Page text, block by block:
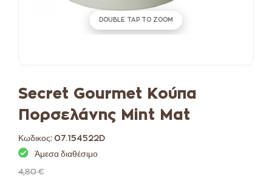
DOUBLE TAP TO ZOOM
Secret Gourmet Κούπα
Πορσελάνης Mint Mat
Κωδικος: 07.154522D
Άμεσα διαθέσιμο
4,80 €